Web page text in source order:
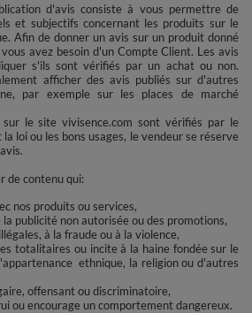
d'avis consiste à vous permettre de
et subjectifs concernant les produits sur le
Afin de donner un avis sur un produit donné
avez besoin d'un Compte Client. Les avis
s'ils sont vérifiés par un achat ou non.
afficher des avis publiés sur d'autres
par exemple sur les places de marché
le site vivisence.com sont vérifiés par le
loi ou les bons usages, le vendeur se réserve
de contenu qui:
nos produits ou services,
publicité non autorisée ou des promotions,
à la fraude ou à la violence,
totalitaires ou incite à la haine fondée sur le
ethnique, la religion ou d'autres
offensant ou discriminatoire,
ou encourage un comportement dangereux.